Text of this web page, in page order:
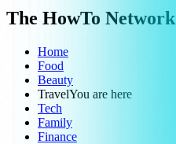
The HowTo Network
Home
Food
Beauty
TravelYou are here
Tech
Family
Finance